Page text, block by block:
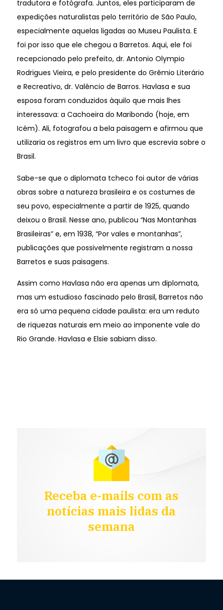
tradutora e fotógrafa. Juntos, eles participaram de
expedições naturalistas pelo território de São Paulo,
especialmente aquelas ligadas ao Museu Paulista. E
foi por isso que ele chegou a Barretos. Aqui, ele foi
recepcionado pelo prefeito, dr. Antonio Olympio
Rodrigues Vieira, e pelo presidente do Grêmio Literário
e Recreativo, dr. Valêncio de Barros. Havlasa e sua
esposa foram conduzidos àquilo que mais lhes
interessava: a Cachoeira do Maribondo (hoje, em
Icém). Ali, fotografou a bela paisagem e afirmou que
utilizaria os registros em um livro que escrevia sobre o
Brasil.
Sabe-se que o diplomata tcheco foi autor de várias
obras sobre a natureza brasileira e os costumes de
seu povo, especialmente a partir de 1925, quando
deixou o Brasil. Nesse ano, publicou “Nas Montanhas
Brasileiras” e, em 1938, “Por vales e montanhas”,
publicações que possivelmente registram a nossa
Barretos e suas paisagens.
Assim como Havlasa não era apenas um diplomata,
mas um estudioso fascinado pelo Brasil, Barretos não
era só uma pequena cidade paulista: era um reduto
de riquezas naturais em meio ao imponente vale do
Rio Grande. Havlasa e Elsie sabiam disso.
Receba e-mails com as
notícias mais lidas da
semana